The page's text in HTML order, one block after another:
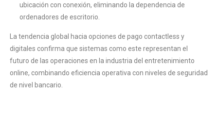
ubicación con conexión, eliminando la dependencia de
ordenadores de escritorio.
La tendencia global hacia opciones de pago contactless y
digitales confirma que sistemas como este representan el
futuro de las operaciones en la industria del entretenimiento
online, combinando eficiencia operativa con niveles de seguridad
de nivel bancario.